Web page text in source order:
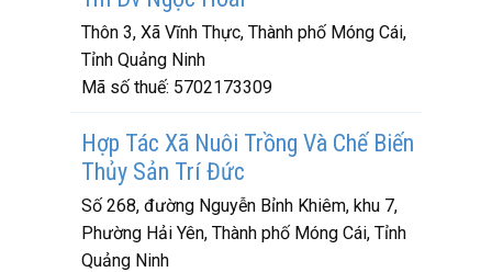
Thôn 3, Xã Vĩnh Thực, Thành phố Móng Cái,
Tỉnh Quảng Ninh
Mã số thuế: 5702173309
Hợp Tác Xã Nuôi Trồng Và Chế Biến
Thủy Sản Trí Đức
Số 268, đường Nguyễn Bỉnh Khiêm, khu 7,
Phường Hải Yên, Thành phố Móng Cái, Tỉnh
Quảng Ninh